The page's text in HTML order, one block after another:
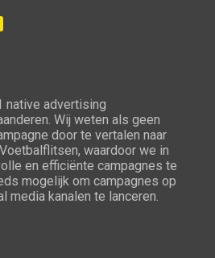
advertising
Wij weten als geen
door te vertalen naar
waardoor we in
en efficiënte campagnes te
mogelijk om campagnes op
media kanalen te lanceren.